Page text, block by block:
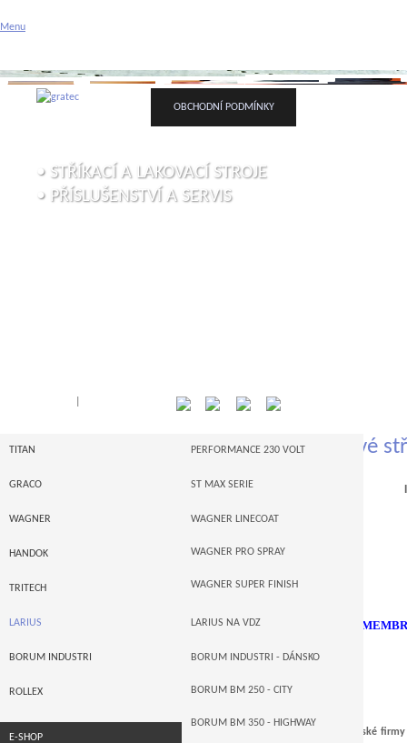
Menu
OBCHODNÍ PODMÍNKY
• STŘÍKACÍ A LAKOVACÍ STROJE
• PŘÍSLUŠENSTVÍ A SERVIS
Larius membránové
Stříkací a lakovací stroje známé italské
TITAN PERFORMANCE 230 VOLT
I-SERIE
POWRTWIN
POWRLINER -- STROJE NA VDZ
PNEUPOHON
GRACO ST MAX SERIE
GRACO MERKUR
GRACO ULTRA MAX
GRACO XTREME
WAGNER WAGNER LINECOAT
WAGNER PRO SPRAY
WAGNER SUPER FINISH
HANDOK
TRITECH
LARIUS LARIUS NA VDZ
LARIUS MEMBRÁNOVÉ
LARIUS PÍSTOVÉ
BORUM INDUSTRI BORUM INDUSTRI - DÁNSKO
BORUM BM 250 - CITY
BORUM BM 350 - HIGHWAY
ROLLEX
E-SHOP